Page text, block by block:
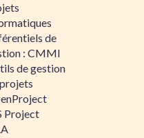
de
: CMMI
de gestion
Project